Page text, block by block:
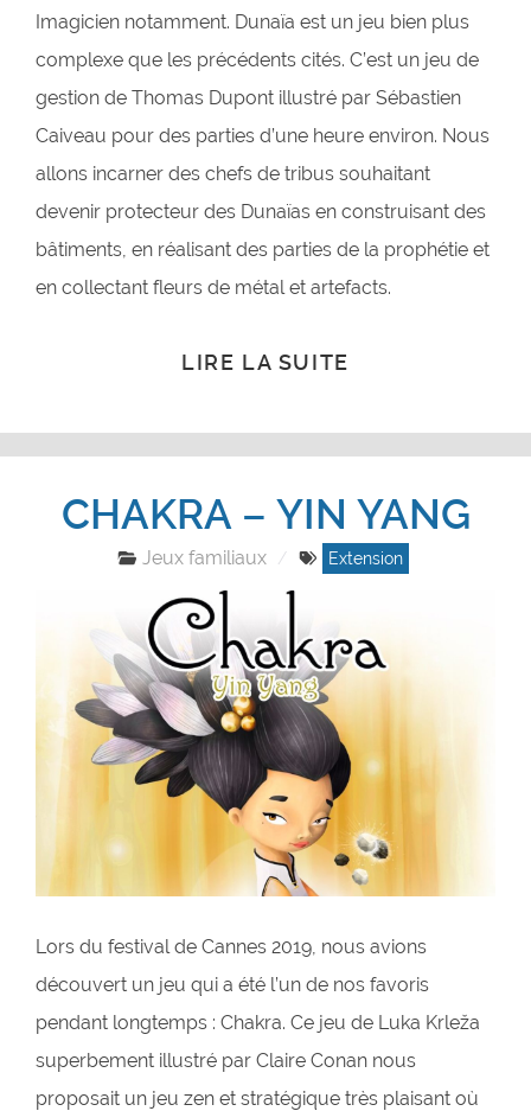
Imagicien notamment. Dunaïa est un jeu bien plus
complexe que les précédents cités. C’est un jeu de
gestion de Thomas Dupont illustré par Sébastien
Caiveau pour des parties d’une heure environ. Nous
allons incarner des chefs de tribus souhaitant
devenir protecteur des Dunaïas en construisant des
bâtiments, en réalisant des parties de la prophétie et
en collectant fleurs de métal et artefacts.
LIRE LA SUITE
CHAKRA – YIN YANG
Jeux familiaux Extension
Lors du festival de Cannes 2019, nous avions
découvert un jeu qui a été l’un de nos favoris
pendant longtemps : Chakra. Ce jeu de Luka Krleža
superbement illustré par Claire Conan nous
proposait un jeu zen et stratégique très plaisant où